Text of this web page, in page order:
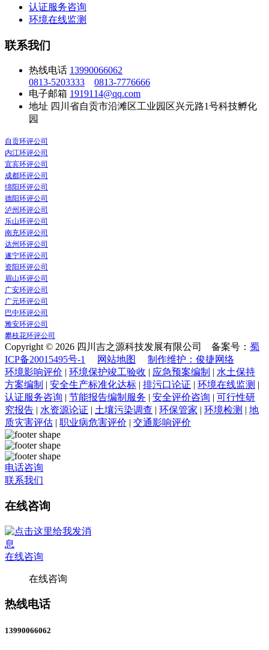
认证服务咨询
环境在线监测
联系我们
热线电话 13990066062
0813-5203333
0813-7776666
电子邮箱 1919114@qq.com
地址 四川省自贡市沿滩区工业园区兴元路1号科技孵化
园
自贡环评公司
内江环评公司
宜宾环评公司
成都环评公司
绵阳环评公司
德阳环评公司
泸州环评公司
乐山环评公司
南充环评公司
达州环评公司
遂宁环评公司
资阳环评公司
眉山环评公司
广安环评公司
广元环评公司
巴中环评公司
雅安环评公司
攀枝花环评公司
Copyright © 2026 四川吉之源科技发展有限公司 备案号： 蜀
ICP备20015495号-1
网站地图
制作维护：俊捷网络
环境影响评价 | 环境保护竣工验收 | 应急预案编制 | 水土保持
方案编制 | 安全生产标准化达标 | 排污口论证 | 环境在线监测 |
认证服务咨询 | 节能报告编制服务 | 安全评价咨询 | 可行性研
究报告 | 水资源论证 | 土壤污染调查 | 环保管家 | 环境检测 | 地
质灾害评估 | 职业病危害评价 | 交通影响评价
电话咨询
联系我们
在线咨询
在线咨询
在线咨询
热线电话
13990066062